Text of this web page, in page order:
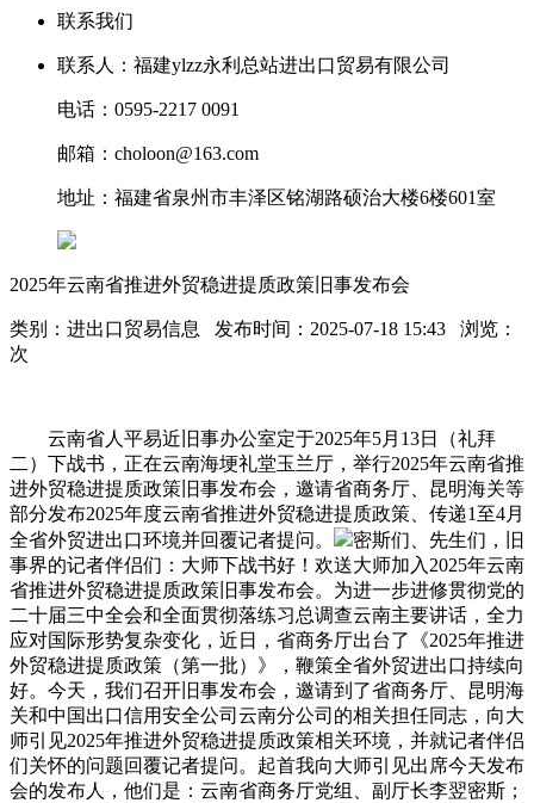
联系我们
联系人：福建ylzz永利总站进出口贸易有限公司
电话：0595-2217 0091
邮箱：choloon@163.com
地址：福建省泉州市丰泽区铭湖路硕治大楼6楼601室
2025年云南省推进外贸稳进提质政策旧事发布会
类别：进出口贸易信息 发布时间：2025-07-18 15:43 浏览：
次
云南省人平易近旧事办公室定于2025年5月13日（礼拜
二）下战书，正在云南海埂礼堂玉兰厅，举行2025年云南省推
进外贸稳进提质政策旧事发布会，邀请省商务厅、昆明海关等
部分发布2025年度云南省推进外贸稳进提质政策、传递1至4月
全省外贸进出口环境并回覆记者提问。
密斯们、先生们，旧
事界的记者伴侣们：大师下战书好！欢送大师加入2025年云南
省推进外贸稳进提质政策旧事发布会。为进一步进修贯彻党的
二十届三中全会和全面贯彻落练习总调查云南主要讲话，全力
应对国际形势复杂变化，近日，省商务厅出台了《2025年推进
外贸稳进提质政策（第一批）》，鞭策全省外贸进出口持续向
好。今天，我们召开旧事发布会，邀请到了省商务厅、昆明海
关和中国出口信用安全公司云南分公司的相关担任同志，向大
师引见2025年推进外贸稳进提质政策相关环境，并就记者伴侣
们关怀的问题回覆记者提问。起首我向大师引见出席今天发布
会的发布人，他们是：云南省商务厅党组、副厅长李翌密斯；